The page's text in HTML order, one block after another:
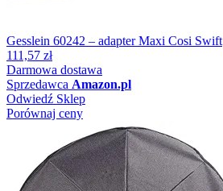
Gesslein 60242 – adapter Maxi Cosi Swift
111,57 zł
Darmowa dostawa
Sprzedawca Amazon.pl
Odwiedź Sklep
Porównaj ceny